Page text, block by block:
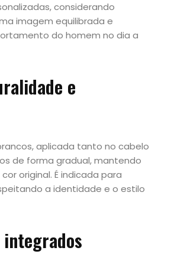
considerando
imagem equilibrada e
do homem no dia a
e
aplicada tanto no cabelo
de forma gradual, mantendo
original. É indicada para
a identidade e o estilo